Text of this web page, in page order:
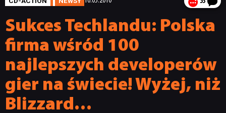
Sukces Techlandu: Polska
firma wśród 100
najlepszych developerów
gier na świecie! Wyżej, niż
Blizzard…